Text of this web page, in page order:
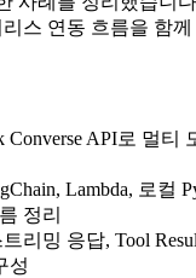
스 연동 흐름을 함
Converse API로 멀티
Lambda, 로컬
정리
리밍 응답, Tool
성